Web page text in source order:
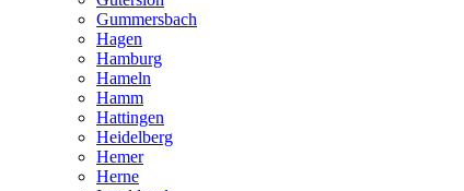
Gummersbach
Hagen
Hamburg
Hameln
Hamm
Hattingen
Heidelberg
Hemer
Herne